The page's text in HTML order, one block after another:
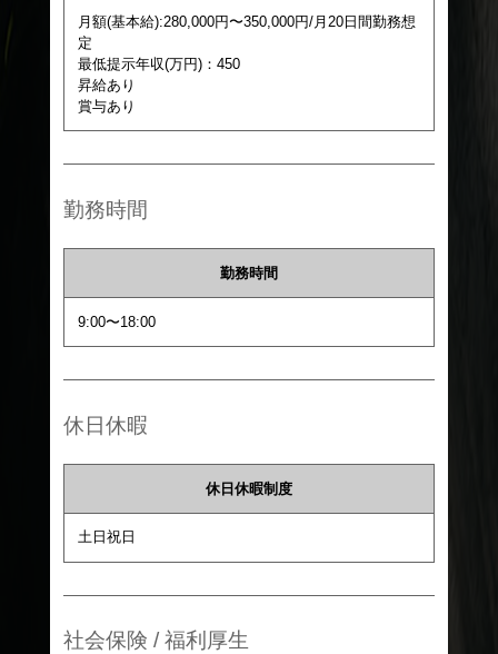
月額(基本給):280,000円〜350,000円/月20日間勤務想
定
最低提示年収(万円)：450
昇給あり
賞与あり
勤務時間
勤務時間
9:00〜18:00
休日休暇
休日休暇制度
土日祝日
社会保険 / 福利厚生